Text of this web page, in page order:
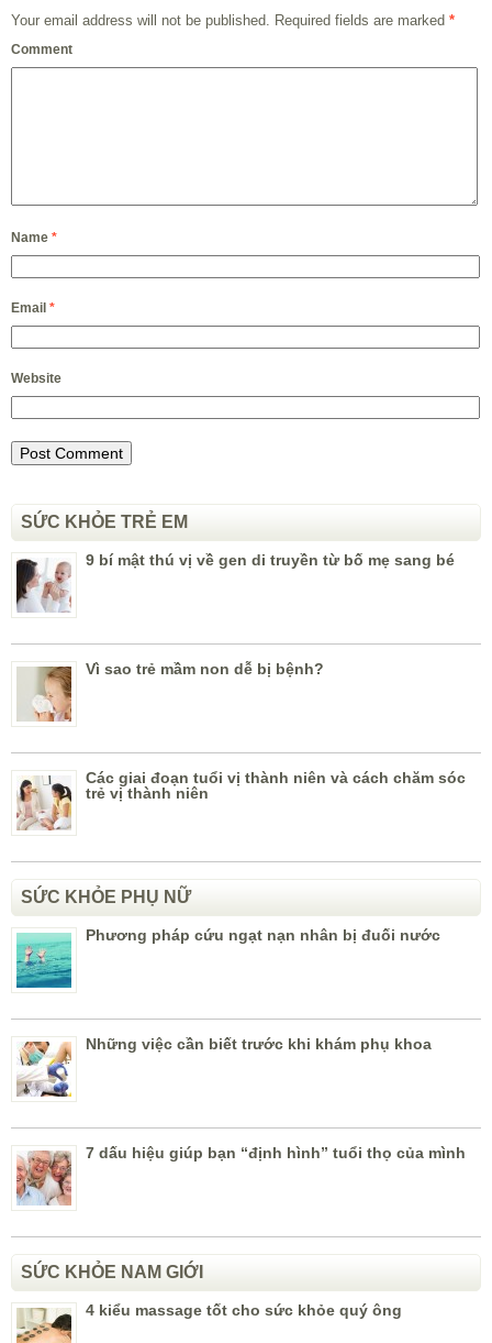
Your email address will not be published. Required fields are marked *
Comment
Name *
Email *
Website
SỨC KHỎE TRẺ EM
9 bí mật thú vị về gen di truyền từ bố mẹ sang bé
Vì sao trẻ mầm non dễ bị bệnh?
Các giai đoạn tuổi vị thành niên và cách chăm sóc
trẻ vị thành niên
SỨC KHỎE PHỤ NỮ
Phương pháp cứu ngạt nạn nhân bị đuối nước
Những việc cần biết trước khi khám phụ khoa
7 dấu hiệu giúp bạn “định hình” tuổi thọ của mình
SỨC KHỎE NAM GIỚI
4 kiểu massage tốt cho sức khỏe quý ông